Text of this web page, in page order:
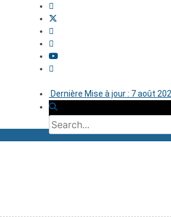
Dernière Mise à jour : 7 août